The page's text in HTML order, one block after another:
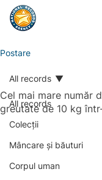
Postare
All records
Colecții
Mâncare și băuturi
Corpul uman
All records
Cel mai mare număr
greutate de 10 kg